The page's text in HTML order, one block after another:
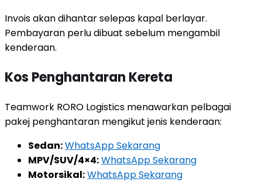
Invois akan dihantar selepas kapal berlayar.
Pembayaran perlu dibuat sebelum mengambil
kenderaan.
Kos Penghantaran Kereta
Teamwork RORO Logistics menawarkan pelbagai
pakej penghantaran mengikut jenis kenderaan:
Sedan:WhatsApp Sekarang
MPV/SUV/4×4:WhatsApp Sekarang
Motorsikal:WhatsApp Sekarang